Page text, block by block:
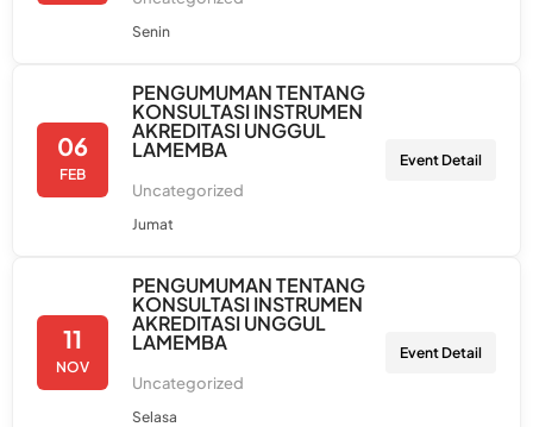
Senin
06
FEB
PENGUMUMAN TENTANG
KONSULTASI INSTRUMEN
AKREDITASI UNGGUL
LAMEMBA
Uncategorized
Jumat
Event Detail
11
NOV
PENGUMUMAN TENTANG
KONSULTASI INSTRUMEN
AKREDITASI UNGGUL
LAMEMBA
Uncategorized
Selasa
Event Detail